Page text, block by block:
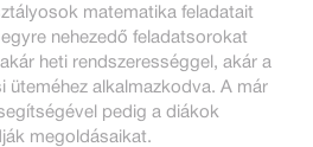
matematika feladatait
nehezedő feladatsorokat
heti rendszerességgel, akár a
üteméhez alkalmazkodva. A már
pedig a diákok
megoldásaikat.